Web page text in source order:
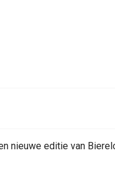
nieuwe editie van